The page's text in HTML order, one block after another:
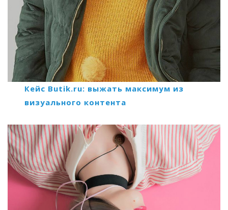
Кейс Butik.ru: выжать максимум из
визуального контента